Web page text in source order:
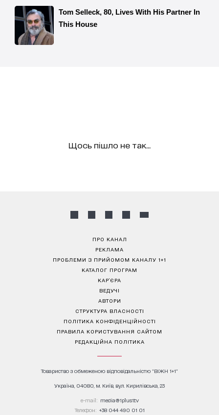
Щось пішло не так...
ПРО КАНАЛ
РЕКЛАМА
ПРОБЛЕМИ З ПРИЙОМОМ КАНАЛУ 1+1
КАТАЛОГ ПРОГРАМ
КАР’ЄРА
ВЕДУЧІ
АВТОРИ
СТРУКТУРА ВЛАСНОСТІ
ПОЛІТИКА КОНФІДЕНЦІЙНОСТІ
ПРАВИЛА КОРИСТУВАННЯ САЙТОМ
РЕДАКЦІЙНА ПОЛІТИКА
Товариство з обмеженою відповідальністю "ВІЖН 1+1"
Україна, 04080, м. Київ, вул. Кирилівська, 23
е-mail: media@1plus1.tv
Телефон: +38 044 490 01 01